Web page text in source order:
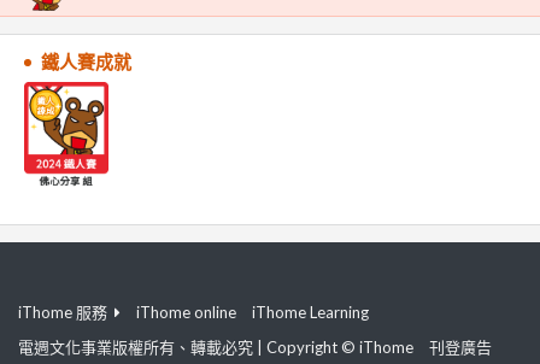
鐵人賽成就
iThome 服務 iThome online
iThome Learning
電週文化事業版權所有、轉載必究 | Copyright © iThome
刊登廣告